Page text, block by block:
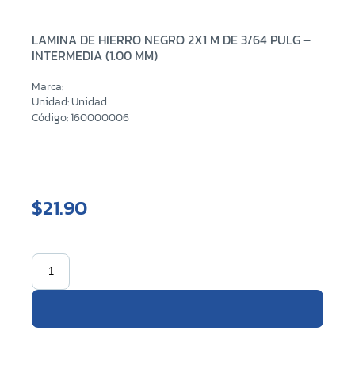
LAMINA DE HIERRO NEGRO 2X1 M DE 3/64 PULG –
INTERMEDIA (1.00 MM)
Marca:
Unidad: Unidad
Código: 160000006
$21.90